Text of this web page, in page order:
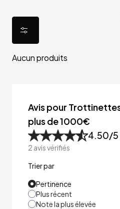
Aucun produits
Avis pour
plus de 1000€
4.50/5
2 avis vérifiés
Trier par
Pertinence
Plus récent
Note la plus élevée